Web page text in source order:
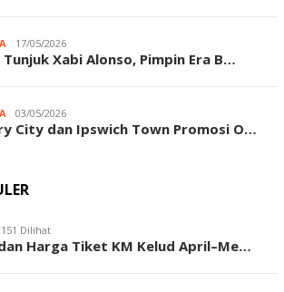
17/05/2026
Tunjuk Xabi Alonso, Pimpin Era B…
03/05/2026
City dan Ipswich Town Promosi O…
Dilihat
Harga Tiket KM Kelud April–Me…